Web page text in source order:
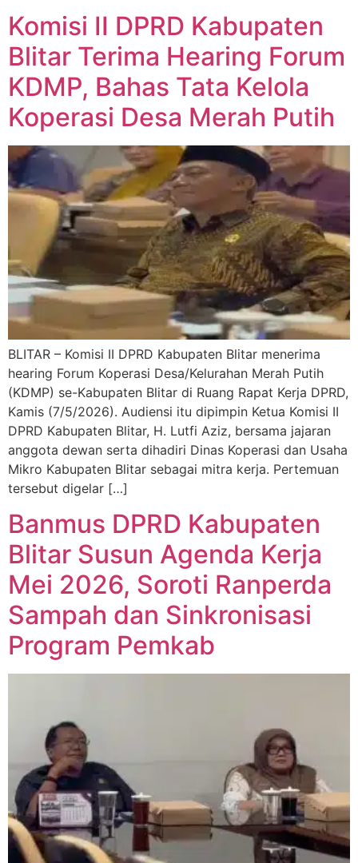
Komisi II DPRD Kabupaten
Blitar Terima Hearing Forum
KDMP, Bahas Tata Kelola
Koperasi Desa Merah Putih
BLITAR – Komisi II DPRD Kabupaten Blitar menerima
hearing Forum Koperasi Desa/Kelurahan Merah Putih
(KDMP) se-Kabupaten Blitar di Ruang Rapat Kerja DPRD,
Kamis (7/5/2026). Audiensi itu dipimpin Ketua Komisi II
DPRD Kabupaten Blitar, H. Lutfi Aziz, bersama jajaran
anggota dewan serta dihadiri Dinas Koperasi dan Usaha
Mikro Kabupaten Blitar sebagai mitra kerja. Pertemuan
tersebut digelar […]
Banmus DPRD Kabupaten
Blitar Susun Agenda Kerja
Mei 2026, Soroti Ranperda
Sampah dan Sinkronisasi
Program Pemkab